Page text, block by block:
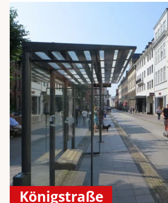
Königstraße